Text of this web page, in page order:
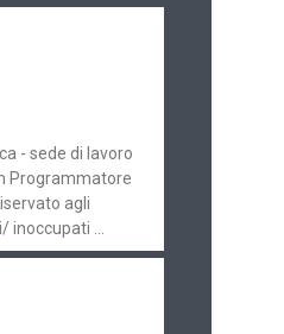
- sede di lavoro
Programmatore
agli
...